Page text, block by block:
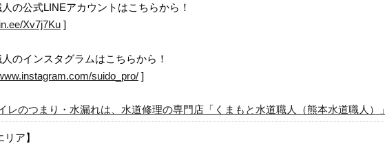
の公式LINEアカウントはこちらから！
Xv7j7Ku ]
のインスタグラムはこちらから！
suido_pro/ ]
レのつまり・水漏れは、水道修理の専門店「くまもと水道職人（熊本水道職人）」
リア】